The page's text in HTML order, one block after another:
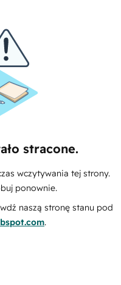
stracone.
wczytywania tej strony.
ponownie.
naszą stronę stanu pod
.